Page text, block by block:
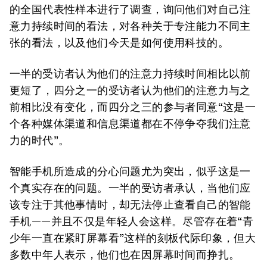
的全国代表性样本进行了调查，询问他们对自己注
意力持续时间的看法，对各种关于专注能力不同主
张的看法，以及他们今天是如何使用科技的。
一半的受访者认为他们的注意力持续时间相比以前
更短了，四分之一的受访者认为他们的注意力与之
前相比没有变化，而四分之三的参与者同意“这是一
个各种媒体渠道和信息渠道都在不停争夺我们注意
力的时代”。
智能手机所造成的分心问题尤为突出，似乎这是一
个真实存在的问题。一半的受访者承认，当他们应
该专注于其他事情时，却无法停止查看自己的智能
手机——并且不仅是年轻人会这样。尽管存在着“青
少年一直在紧盯屏幕看”这样的刻板代际印象，但大
多数中年人表示，他们也在因屏幕时间而挣扎。